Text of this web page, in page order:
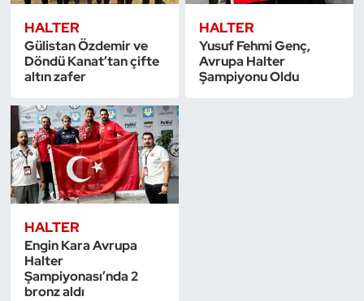
HALTER
Gülistan Özdemir ve
Döndü Kanat’tan çifte
altın zafer
HALTER
Yusuf Fehmi Genç,
Avrupa Halter
Şampiyonu Oldu
HALTER
Engin Kara Avrupa
Halter
Şampiyonası’nda 2
bronz aldı